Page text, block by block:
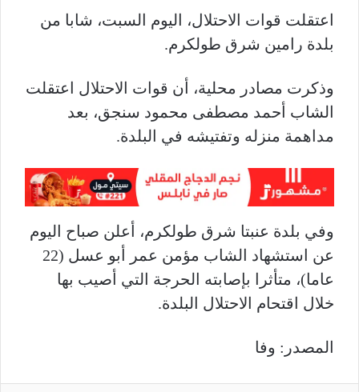
اعتقلت قوات الاحتلال، اليوم السبت، شابا من
بلدة رامين شرق طولكرم.
وذكرت مصادر محلية، أن قوات الاحتلال اعتقلت
الشاب أحمد مصطفى محمود سنجق، بعد
مداهمة منزله وتفتيشه في البلدة.
وفي بلدة عنبتا شرق طولكرم، أعلن صباح اليوم
عن استشهاد الشاب مؤمن عمر أبو عسل (22
عاما)، متأثرا بإصابته الحرجة التي أصيب بها
خلال اقتحام الاحتلال البلدة.
المصدر: وفا